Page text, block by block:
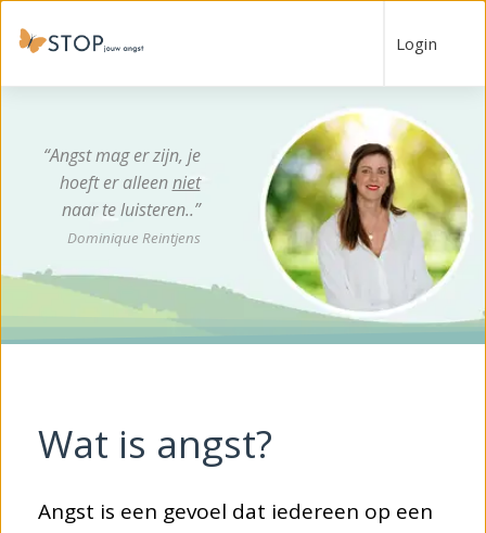
Login
“Angst mag er zijn, je
hoeft er alleenniet
naar te luisteren..”
Dominique Reintjens
Wat is angst?
Angst is een gevoel dat iedereen op een